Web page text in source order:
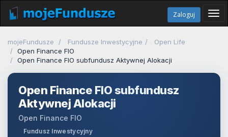
Zaloguj
mojeFundusze Fundusze Inwestycyjne
Open Life
Open Finance FIO
Open Finance FIO subfundusz Aktywnej Alokacji
Open Finance FIO subfundusz
Aktywnej Alokacji
Open Finance FIO
Fundusz Inwestycyjny